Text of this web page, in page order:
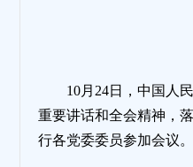
10月24日，中国人
重要讲话和全会精神，
行各党委委员参加会议。